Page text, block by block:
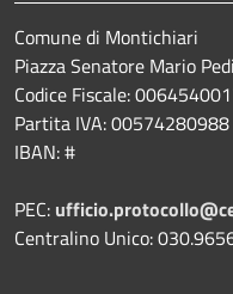
Comune di Montichiari
Piazza Senatore Mario
Codice Fiscale:
Partita IVA: 00574280988
IBAN: #
PEC:
Centralino Unico: